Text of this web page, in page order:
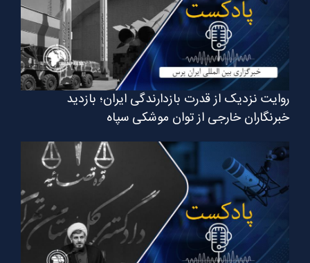
روایت نزدیک از قدرت بازدارندگی ایران؛ بازدید
خبرنگاران خارجی از توان موشکی سپاه